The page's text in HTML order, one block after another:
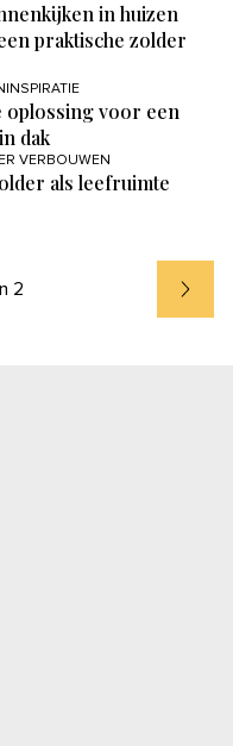
in huizen
praktische zolder
oplossing voor een
dak
VERBOUWEN
als leefruimte
2